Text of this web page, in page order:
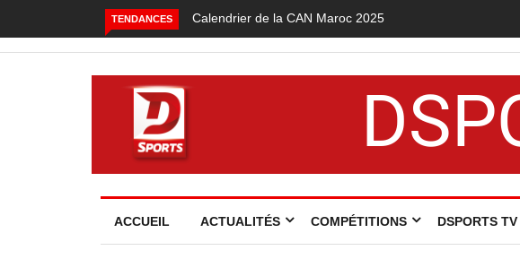
TENDANCES Calendrier de la CAN Maroc 2025
ACCUEIL ACTUALITÉS COMPÉTITIONS DSPORTS TV